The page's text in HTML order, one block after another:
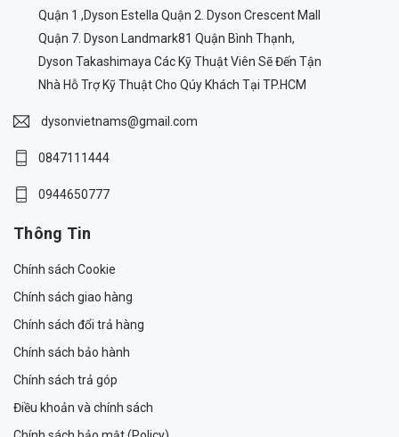
Quận 1 ,Dyson Estella Quận 2. Dyson Crescent Mall
Quận 7. Dyson Landmark81 Quận Bình Thạnh,
Dyson Takashimaya Các Kỹ Thuật Viên Sẽ Đến Tận
Nhà Hỗ Trợ Kỹ Thuật Cho Qúy Khách Tại TP.HCM
dysonvietnams@gmail.com
0847111444
0944650777
Thông Tin
Chính sách Cookie
Chính sách giao hàng
Chính sách đổi trả hàng
Chính sách bảo hành
Chính sách trả góp
Điều khoản và chính sách